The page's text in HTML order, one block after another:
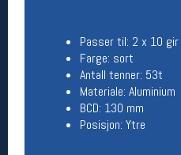
Passer til: 2 x 10
Farge: sort
Antall tenner: 53t
Materiale: Aluminium
BCD: 130 mm
Posisjon: Ytre
Telefon: 23 32 62 00
(telefontid man-fredag
Vis i kart
Om oss
Kontakt oss